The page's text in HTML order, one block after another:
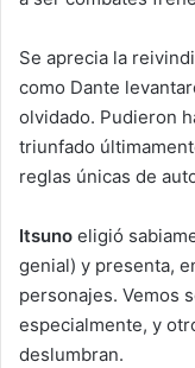
Se aprecia la
como Dante
olvidado. Pudieron
triunfado
reglas únicas de
Itsuno eligió
genial) y presenta,
personajes. Vemos
especialmente, y
deslumbran.